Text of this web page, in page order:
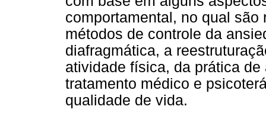
comportamental, no qual
métodos de controle da
diafragmática, a
atividade física, da prática
tratamento médico e
qualidade de vida.